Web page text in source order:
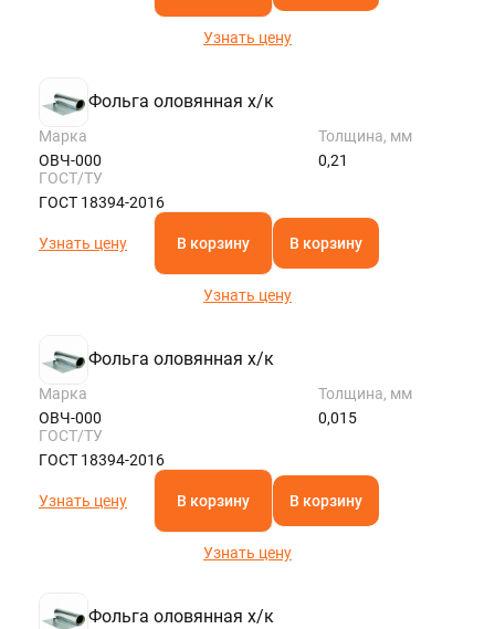
Узнать цену
Фольга оловянная х/к
Марка
ОВЧ-000
Толщина, мм
0,21
ГОСТ/ТУ
ГОСТ 18394-2016
Узнать цену В корзину В корзину
Узнать цену
Фольга оловянная х/к
Марка
ОВЧ-000
Толщина, мм
0,015
ГОСТ/ТУ
ГОСТ 18394-2016
Узнать цену В корзину В корзину
Узнать цену
Фольга оловянная х/к